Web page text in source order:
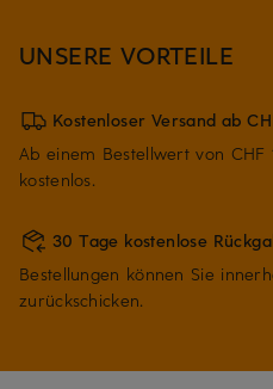
UNSERE VORTEILE
Kostenloser Versand ab
Ab einem Bestellwert von
kostenlos.
30 Tage kostenlose
Bestellungen können Sie
zurückschicken.